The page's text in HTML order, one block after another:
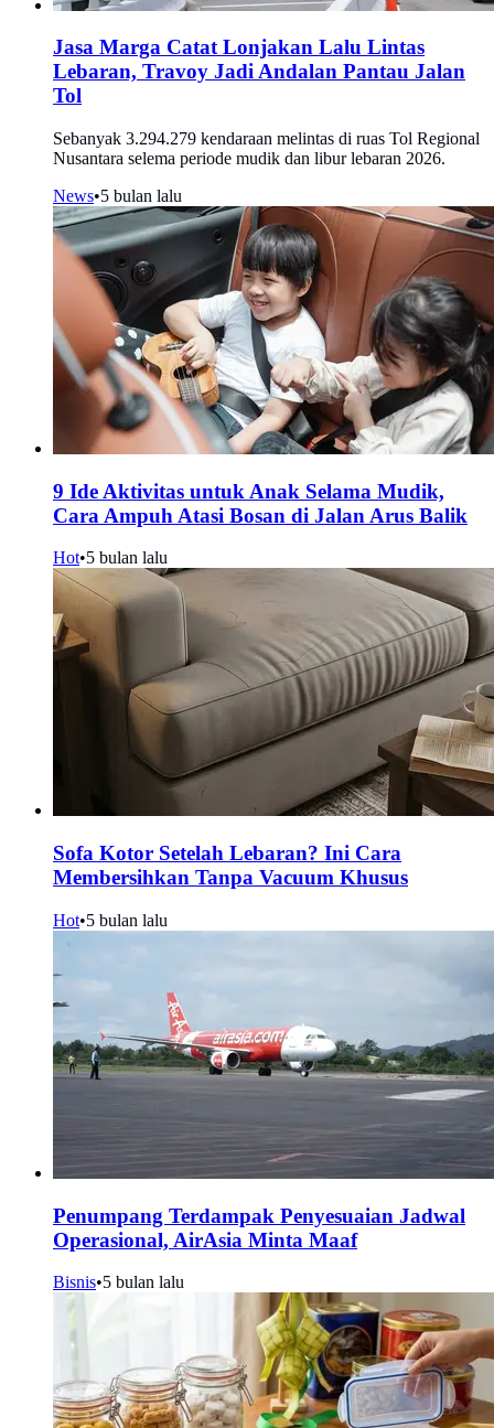
Jasa Marga Catat Lonjakan Lalu Lintas
Lebaran, Travoy Jadi Andalan Pantau Jalan
Tol
Sebanyak 3.294.279 kendaraan melintas di ruas Tol Regional
Nusantara selema periode mudik dan libur lebaran 2026.
News•5 bulan lalu
9 Ide Aktivitas untuk Anak Selama Mudik,
Cara Ampuh Atasi Bosan di Jalan Arus Balik
Hot•5 bulan lalu
Sofa Kotor Setelah Lebaran? Ini Cara
Membersihkan Tanpa Vacuum Khusus
Hot•5 bulan lalu
Penumpang Terdampak Penyesuaian Jadwal
Operasional, AirAsia Minta Maaf
Bisnis•5 bulan lalu